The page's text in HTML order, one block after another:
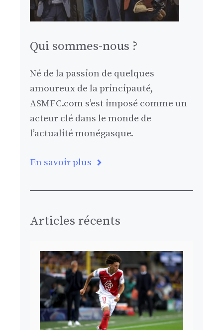
Qui sommes-nous ?
Né de la passion de quelques
amoureux de la principauté,
ASMFC.com s’est imposé comme un
acteur clé dans le monde de
l’actualité monégasque.
En savoir plus
Articles récents